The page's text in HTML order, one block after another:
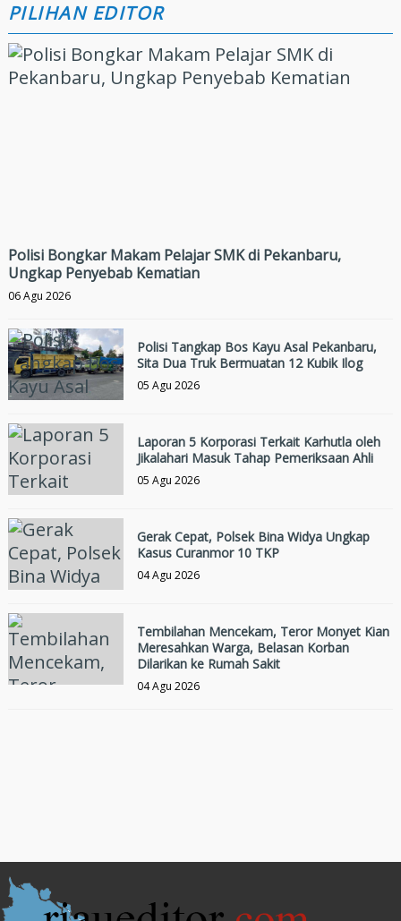
PILIHAN EDITOR
Polisi Bongkar Makam Pelajar SMK di Pekanbaru,
Ungkap Penyebab Kematian
06 Agu 2026
Polisi Tangkap Bos Kayu Asal Pekanbaru,
Sita Dua Truk Bermuatan 12 Kubik Ilog
05 Agu 2026
Laporan 5 Korporasi Terkait Karhutla oleh
Jikalahari Masuk Tahap Pemeriksaan Ahli
05 Agu 2026
Gerak Cepat, Polsek Bina Widya Ungkap
Kasus Curanmor 10 TKP
04 Agu 2026
Tembilahan Mencekam, Teror Monyet Kian
Meresahkan Warga, Belasan Korban
Dilarikan ke Rumah Sakit
04 Agu 2026